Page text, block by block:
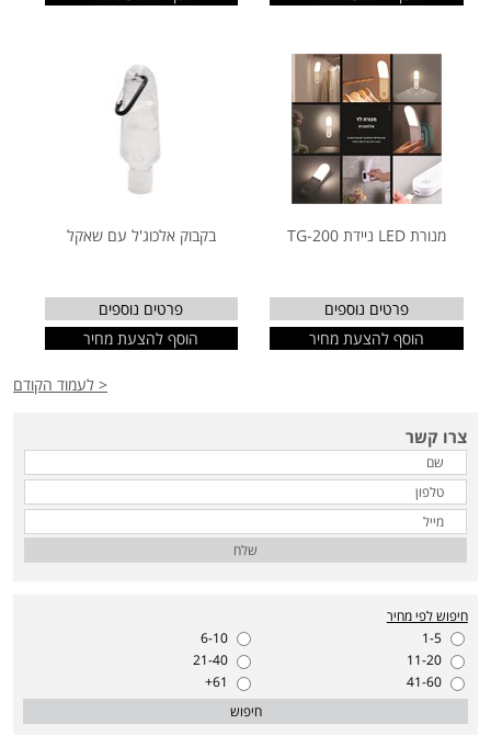
מנורת LED ניידת TG-200
פרטים נוספים
הוסף להצעת מחיר
בקבוק אלכוג'ל עם שאקל
פרטים נוספים
הוסף להצעת מחיר
< לעמוד הקודם
צרו קשר
שלח
חיפוש לפי מחיר
1-5
6-10
11-20
21-40
41-60
61+
חיפוש